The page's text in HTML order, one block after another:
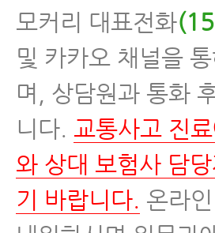
모커리 대표전화
및 카카오 채널을
며, 상담원과 통화
니다. 교통사고 진
와 상대 보험사 담
기 바랍니다. 온라